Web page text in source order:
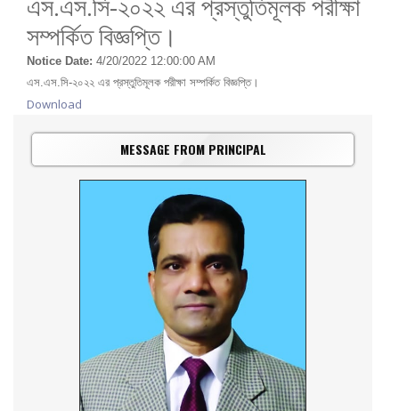
সম্পর্কিত বিজ্ঞপ্তি।
Notice Date: 4/20/2022 12:00:00 AM
এস.এস.সি-২০২২ এর প্রস্তুতিমূলক পরীক্ষা সম্পর্কিত বিজ্ঞপ্তি।
Download
MESSAGE FROM PRINCIPAL